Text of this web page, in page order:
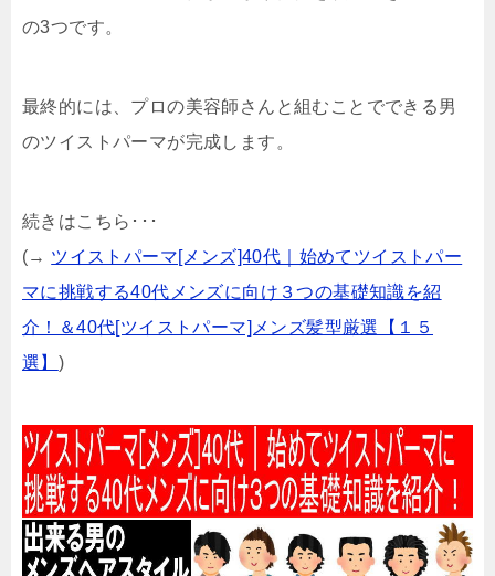
の3つです。
最終的には、プロの美容師さんと組むことでできる男
のツイストパーマが完成します。
続きはこちら･･･
(→ ツイストパーマ[メンズ]40代｜始めてツイストパー
マに挑戦する40代メンズに向け３つの基礎知識を紹
介！＆40代[ツイストパーマ]メンズ髪型厳選【１５
選】 )